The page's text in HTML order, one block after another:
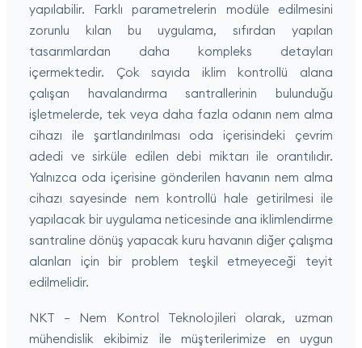
yapılabilir. Farklı parametrelerin modüle edilmesini
zorunlu kılan bu uygulama, sıfırdan yapılan
tasarımlardan daha kompleks detayları
içermektedir. Çok sayıda iklim kontrollü alana
çalışan havalandırma santrallerinin bulunduğu
işletmelerde, tek veya daha fazla odanın nem alma
cihazı ile şartlandırılması oda içerisindeki çevrim
adedi ve sirküle edilen debi miktarı ile orantılıdır.
Yalnızca oda içerisine gönderilen havanın nem alma
cihazı sayesinde nem kontrollü hale getirilmesi ile
yapılacak bir uygulama neticesinde ana iklimlendirme
santraline dönüş yapacak kuru havanın diğer çalışma
alanları için bir problem teşkil etmeyeceği teyit
edilmelidir.
NKT – Nem Kontrol Teknolojileri olarak, uzman
mühendislik ekibimiz ile müşterilerimize en uygun